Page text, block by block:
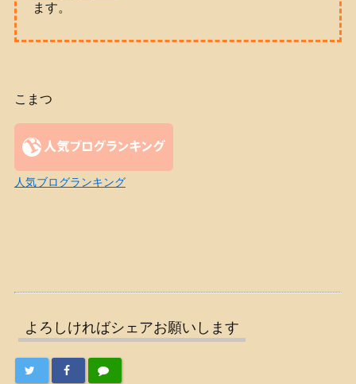
ます。
こまつ
人気ブログランキング
よろしければシェアお願いします